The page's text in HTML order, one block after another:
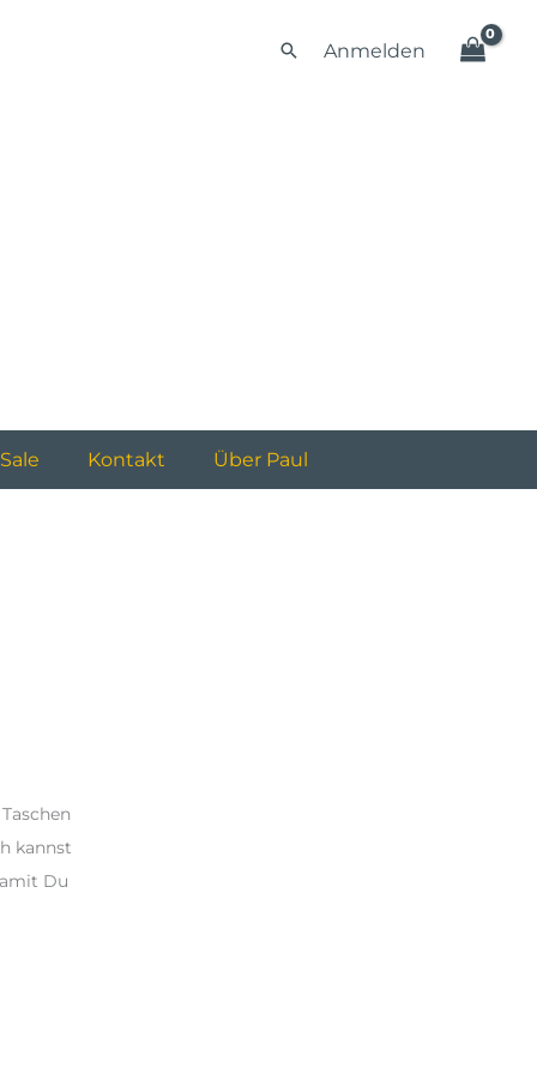
SuchenAnmelden
Sale Kontakt Über Paul
kannst
Du
3,90 €.
Menge